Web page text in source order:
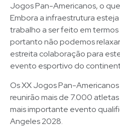
Jogos Pan-Americanos, o
Embora a infraestrutura
trabalho a ser feito em
portanto não podemos
estreita colaboração para
evento esportivo do
Os XX Jogos Pan-
reunirão mais de 7.000
mais importante evento
Angeles 2028.